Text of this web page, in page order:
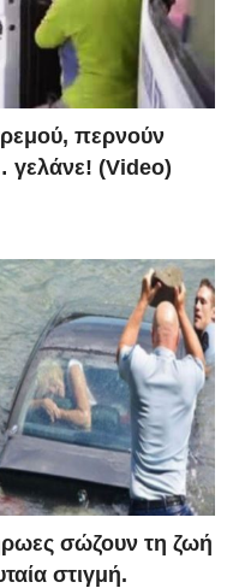
περνούν
γελάνε! (Video)
σώζουν τη ζωή
στιγμή.